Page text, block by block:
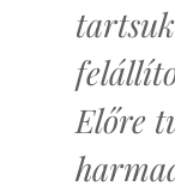
Előre